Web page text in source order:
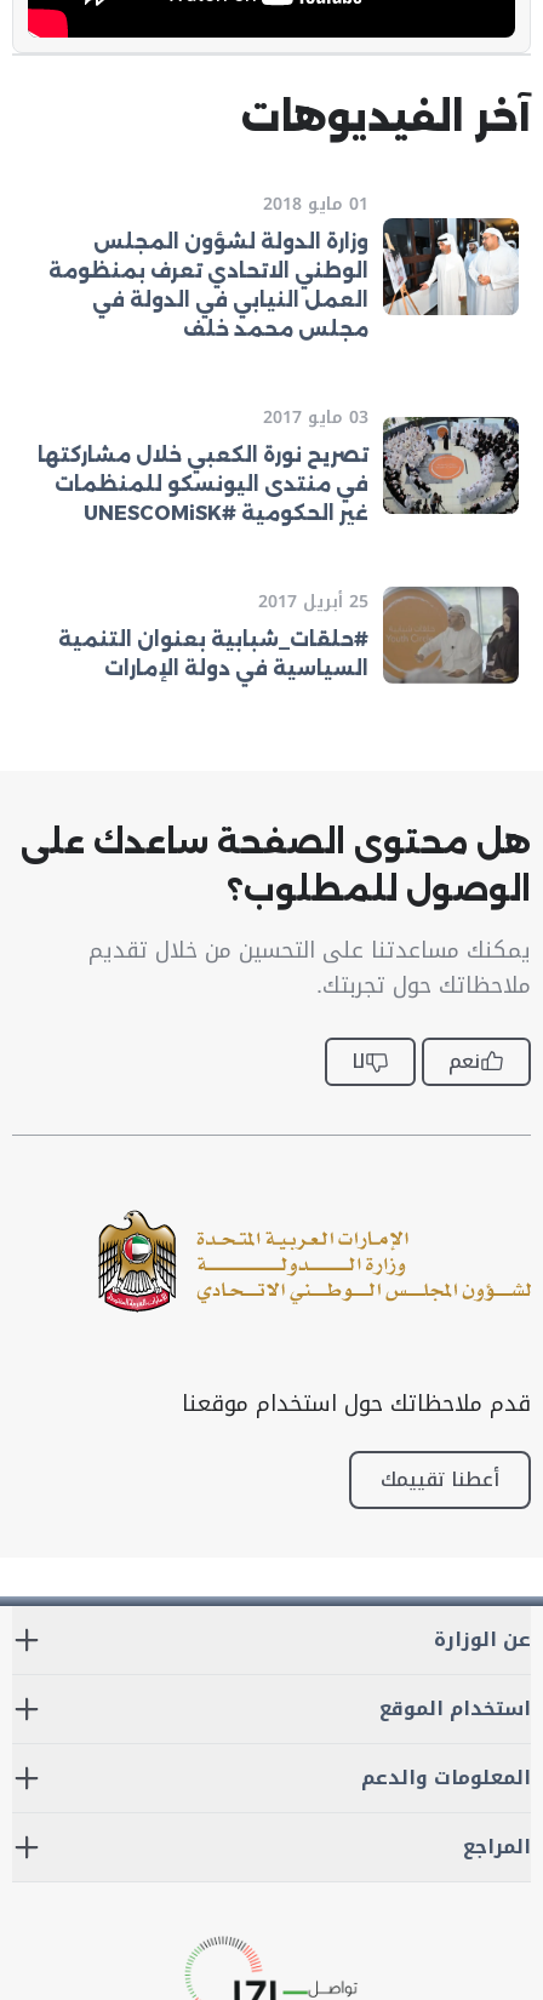
آخر الفيديوهات
01 مايو 2018
وزارة الدولة لشؤون المجلس
الوطني الاتحادي تعرف بمنظومة
العمل النيابي في الدولة في
مجلس محمد خلف
03 مايو 2017
تصريح نورة الكعبي خلال مشاركتها
في منتدى اليونسكو للمنظمات
غير الحكومية #UNESCOMiSK
25 أبريل 2017
#حلقات_شبابية بعنوان التنمية
السياسية في دولة الإمارات
هل محتوى الصفحة ساعدك على
الوصول للمطلوب؟
يمكنك مساعدتنا على التحسين من خلال تقديم
ملاحظاتك حول تجربتك.
نعم لا
قدم ملاحظاتك حول استخدام موقعنا
أعطنا تقييمك
عن الوزارة
استخدام الموقع
المعلومات والدعم
المراجع